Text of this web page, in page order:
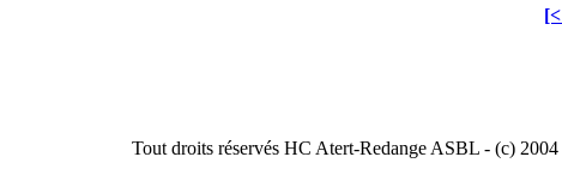
[<
Tout droits réservés HC Atert-Redange ASBL - (c) 2004